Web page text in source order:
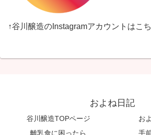
↑谷川醸造のInstagramアカウントはこ
およね日記
谷川醸造TOPページ
お
離乳食に困ったら
手